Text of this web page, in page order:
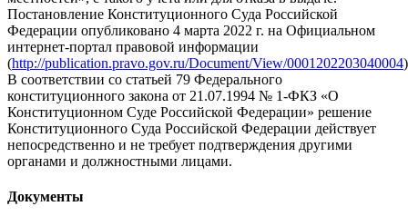
Постановление Конституционного Суда Российской
Федерации опубликовано 4 марта 2022 г. на Официальном
интернет-портал правовой информации
(http://publication.pravo.gov.ru/Document/View/0001202203040004
В соответствии со статьей 79 Федерального
конституционного закона от 21.07.1994 № 1-ФКЗ «О
Конституционном Суде Российской Федерации» решение
Конституционного Суда Российской Федерации действует
непосредственно и не требует подтверждения другими
органами и должностными лицами.
Документы